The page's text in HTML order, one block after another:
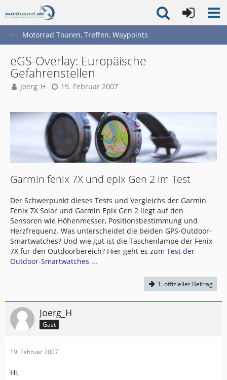
Motorrad Touren, Treffen, Waypoints
eGS-Overlay: Europäische
Gefahrenstellen
Joerg_H 19. Februar 2007
Garmin fenix 7X und epix Gen 2 im Test
Der Schwerpunkt dieses Tests und Vergleichs der Garmin
Fenix 7X Solar und Garmin Epix Gen 2 liegt auf den
Sensoren wie Höhenmesser, Positionsbestimmung und
Herzfrequenz. Was unterscheidet die beiden GPS-Outdoor-
Smartwatches? Und wie gut ist die Taschenlampe der Fenix
7X für den Outdoorbereich? Hier geht es zum Test der
Outdoor-Smartwatches ...
1. offizieller Beitrag
Joerg_H
Gast
19. Februar 2007
Hi,